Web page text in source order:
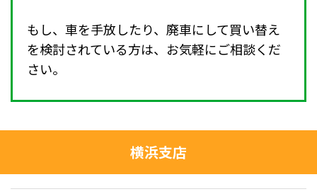
もし、車を手放したり、廃車にして買い替え
を検討されている方は、お気軽にご相談くだ
さい。
横浜支店